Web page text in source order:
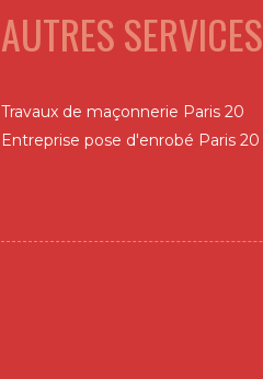
AUTRES SERVICES
Travaux de maçonnerie Paris 20
Entreprise pose d'enrobé Paris 20